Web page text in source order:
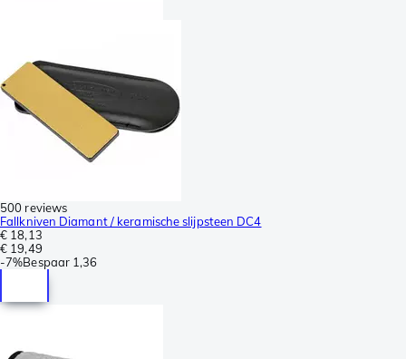
500 reviews
Fallkniven Diamant / keramische slijpsteen DC4
€ 18,13
€ 19,49
-7%Bespaar 1,36